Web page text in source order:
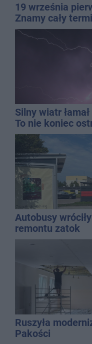
19 września
Znamy cały
Silny wiatr
To nie koniec
Autobusy
remontu zatok
Ruszyła
Pakości